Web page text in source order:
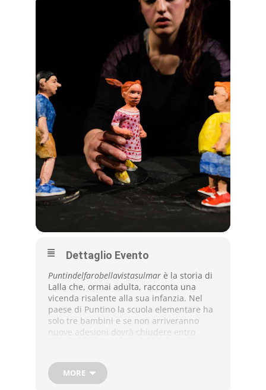
Dettaglio Evento
Puntindelfarobellavistasulmar è la storia di
Lalla che, ormai adulta, racconta una
vicenda risalente alla sua infanzia. Nel
paese di Puntino la scuola elementare ha
solo tre bambini e se non arriveranno
nuove adesioni dovrà chiudere entro
Barbie, un robot, un tirannosauro, un
pinguino di gomma, la gallina di peluche,
MORE